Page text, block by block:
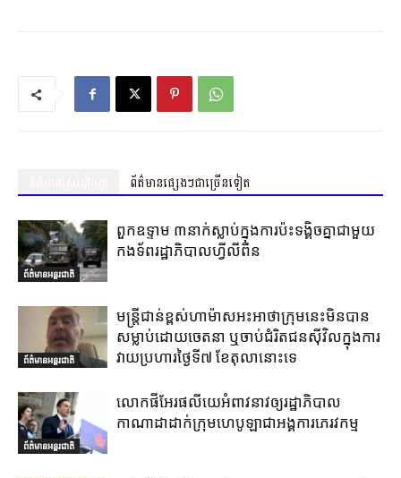
ព័ត៌មានផ្សេងៗជាច្រើនទៀត
ព័ត៌មានអន្តរជាតិ
ពួកឧទ្ទាម ៣នាក់ស្លាប់ក្នុងការប៉ះទង្គិចគ្នាជាមួយ
កងទ័ពរដ្ឋាភិបាលហ្វីលីពីន
ព័ត៌មានអន្តរជាតិ
មន្ត្រីជាន់ខ្ពស់ហាម៉ាសអះអាថាក្រុមនេះមិនបាន
សម្លាប់ដោយចេតនា ឬចាប់ជំរិតជនស៊ីវិលក្នុងការ
វាយប្រហារថ្ងៃទី៧ ខែតុលានោះទេ
ព័ត៌មានអន្តរជាតិ
លោកផីអែរផលីយេអំពាវនាវឲ្យរដ្ឋាភិបាល
កាណាដាដាក់ក្រុមហេបូឡាជាអង្គការភេរវកម្ម